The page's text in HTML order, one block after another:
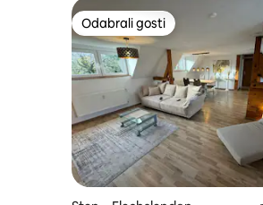
Odabrali gosti
Odabrali gosti